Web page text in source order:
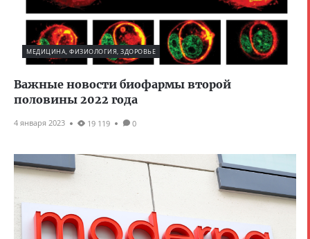
МЕДИЦИНА, ФИЗИОЛОГИЯ, ЗДОРОВЬЕ
Важные новости биофармы второй
половины 2022 года
4 января 2023 19 119 0